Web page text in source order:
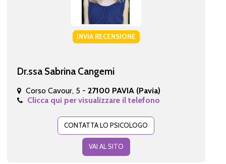
INVIA RECENSIONE
Dr.ssa Sabrina Cangemi
Corso Cavour, 5 - 27100 PAVIA (Pavia)
Clicca qui per visualizzare il telefono
CONTATTA LO PSICOLOGO
VAI AL SITO